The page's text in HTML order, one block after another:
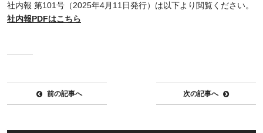
社内報 第101号（2025年4月11日発行）は以下より閲覧ください。
社内報PDFはこちら
前の記事へ 次の記事へ